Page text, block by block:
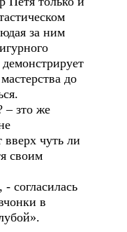
за ним
до
– зто же
вверх чуть ли
своим
согласилась
в